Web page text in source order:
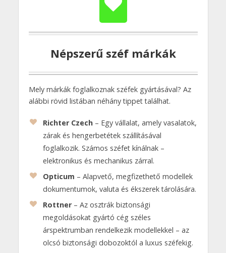
Népszerű széf márkák
Mely márkák foglalkoznak széfek gyártásával? Az
alábbi rövid listában néhány tippet találhat.
Richter Czech – Egy vállalat, amely vasalatok,
zárak és hengerbetétek szállításával
foglalkozik. Számos széfet kínálnak –
elektronikus és mechanikus zárral.
Opticum – Alapvető, megfizethető modellek
dokumentumok, valuta és ékszerek tárolására.
Rottner – Az osztrák biztonsági
megoldásokat gyártó cég széles
árspektrumban rendelkezik modellekkel – az
olcsó biztonsági dobozoktól a luxus széfekig.